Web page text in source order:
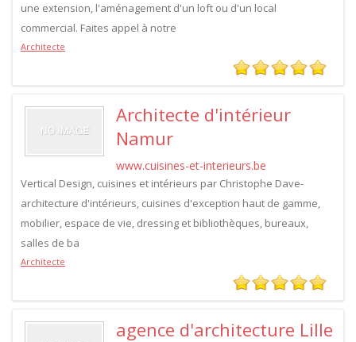
une extension, l'aménagement d'un loft ou d'un local
commercial. Faites appel à notre
Architecte
Architecte d'intérieur
Namur
www.cuisines-et-interieurs.be
Vertical Design, cuisines et intérieurs par Christophe Dave-
architecture d'intérieurs, cuisines d'exception haut de gamme,
mobilier, espace de vie, dressing et bibliothèques, bureaux,
salles de ba
Architecte
agence d'architecture Lille